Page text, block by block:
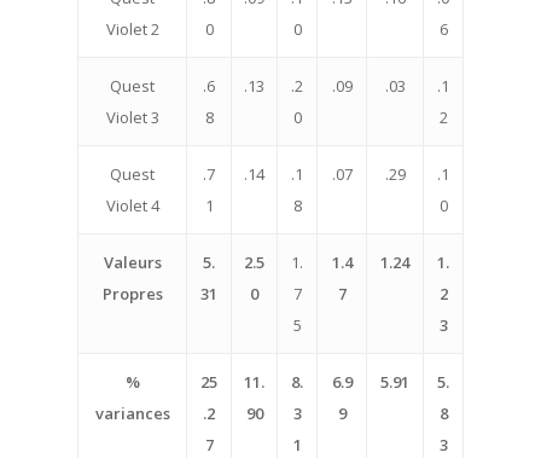
Violet 2
0
0
6
Quest
Violet 3
.6
8
.13
.2
0
.09 .03
.1
2
Quest
Violet 4
.7
1
.14
.1
8
.07 .29
.1
0
Valeurs
Propres
5.
31
2.5
0
1.
7
5
1.4
7
1.24
1.
2
3
%
variances
25
.2
7
11.
90
8.
3
1
6.9
9
5.91
5.
8
3